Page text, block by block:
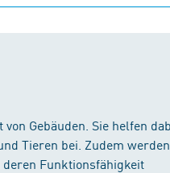
Gebäuden. Sie helfen
Tieren bei. Zudem werden
Funktionsfähigkeit